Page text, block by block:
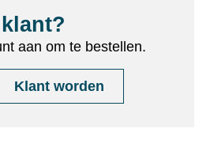
aan om te bestellen.
Klant worden